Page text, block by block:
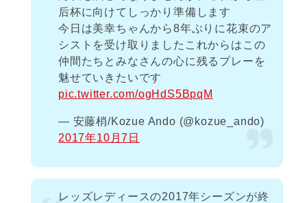
后杯に向けてしっかり準備します
今日は美幸ちゃんから8年ぶりに花束のア
シストを受け取りましたこれからはこの
仲間たちとみなさんの心に残るプレーを
魅せていきたいです
pic.twitter.com/ogHdS5BpqM
— 安藤梢/Kozue Ando (@kozue_ando)
2017年10月7日
レッズレディースの2017年シーズンが終